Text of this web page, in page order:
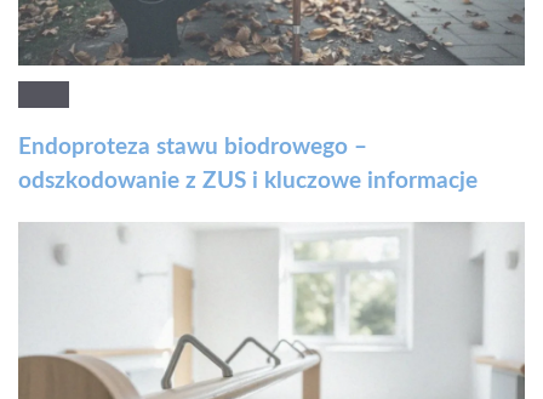
Endoproteza stawu biodrowego –
odszkodowanie z ZUS i kluczowe informacje